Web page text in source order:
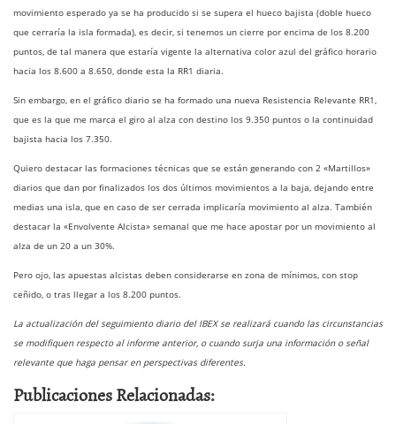
movimiento esperado ya se ha producido si se supera el hueco bajista (doble hueco
que cerraría la isla formada), es decir, si tenemos un cierre por encima de los 8.200
puntos, de tal manera que estaría vigente la alternativa color azul del gráfico horario
hacia los 8.600 a 8.650, donde esta la RR1 diaria.
Sin embargo, en el gráfico diario se ha formado una nueva Resistencia Relevante RR1,
que es la que me marca el giro al alza con destino los 9.350 puntos o la continuidad
bajista hacia los 7.350.
Quiero destacar las formaciones técnicas que se están generando con 2 «Martillos»
diarios que dan por finalizados los dos últimos movimientos a la baja, dejando entre
medias una isla, que en caso de ser cerrada implicaría movimiento al alza. También
destacar la «Envolvente Alcista» semanal que me hace apostar por un movimiento al
alza de un 20 a un 30%.
Pero ojo, las apuestas alcistas deben considerarse en zona de mínimos, con stop
ceñido, o tras llegar a los 8.200 puntos.
La actualización del seguimiento diario del IBEX se realizará cuando las circunstancias
se modifiquen respecto al informe anterior, o cuando surja una información o señal
relevante que haga pensar en perspectivas diferentes.
Publicaciones Relacionadas: